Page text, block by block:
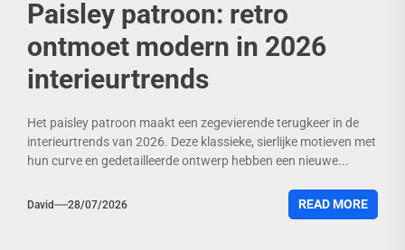
Paisley patroon: retro
ontmoet modern in 2026
interieurtrends
Het paisley patroon maakt een zegevierende terugkeer in de
interieurtrends van 2026. Deze klassieke, sierlijke motieven met
hun curve en gedetailleerde ontwerp hebben een nieuwe...
David 28/07/2026 READ MORE